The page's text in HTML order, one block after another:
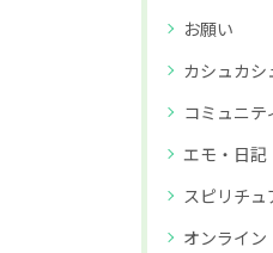
お願い
カシュカシ
コミュニテ
エモ・日記
スピリチュ
オンライン